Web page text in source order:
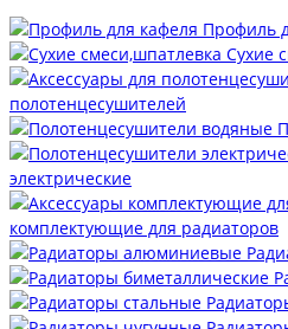
Профиль
Сухие
полотенцесушителей
электрические
комплектующие для радиаторов